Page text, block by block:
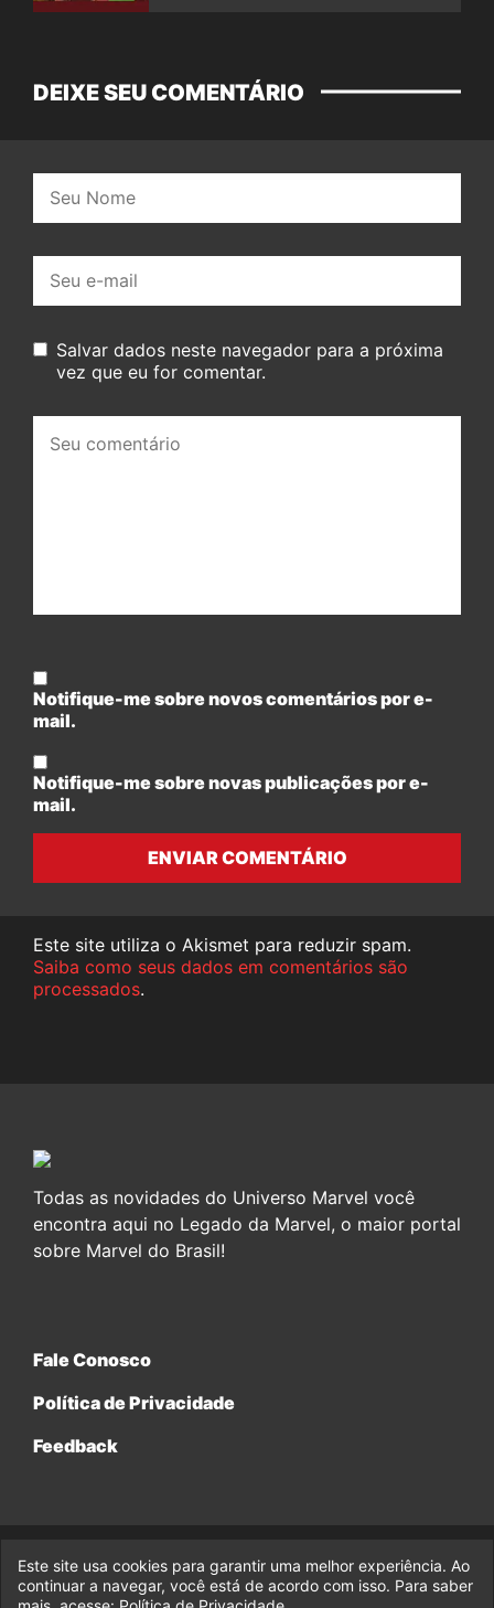
DEIXE SEU COMENTÁRIO
mail:
Salvar dados neste navegador para a próxima
vez que eu for comentar.
comentário:
Notifique-me sobre novos comentários por e-
mail.
Notifique-me sobre novas publicações por e-
mail.
ENVIAR COMENTÁRIO
Este site utiliza o Akismet para reduzir spam.
Saiba como seus dados em comentários são
processados.
Todas as novidades do Universo Marvel você
encontra aqui no Legado da Marvel, o maior portal
sobre Marvel do Brasil!
Fale Conosco
Política de Privacidade
Feedback
© 2017-2026 Legado da Marvel, uma empresa da Legado
Enterprises.
Este site usa cookies para garantir uma melhor experiência. Ao
continuar a navegar, você está de acordo com isso. Para saber